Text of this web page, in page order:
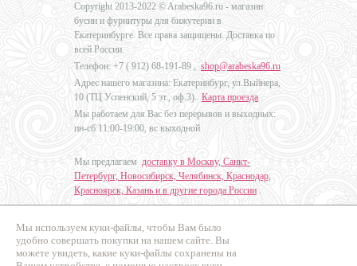
Мы используем куки-файлы, чтобы Вам было
удобно совершать покупки на нашем сайте. Вы
можете увидеть, какие куки-файлы сохранены на
Copyright 2013-2022 © Arabeska96.ru - магазин
бусин и фурнитуры для бижутерии в
Екатеринбурге. Все права защищены. Доставка по
всей России.
Телефон: +7 ( 912) 68-191-89 , shop@arabeska96.ru
Адрес нашего магазина: Екатеринбург, ул.Выйнера,
10 (ТЦ Успенский, 5 эт., оф.3). Карта проезда
Мы работаем для Вас без перерывов и выходных:
пн-сб 11:00-19:00, вс выходной
Мы предлагаем доставку в Москву, Санкт-
Петербург, Новосибирск, Челябинск, Краснодар,
Красноярск, Казань и в другие города России .
Дизайн - Наталья Мальцева
Продвижение сайтов